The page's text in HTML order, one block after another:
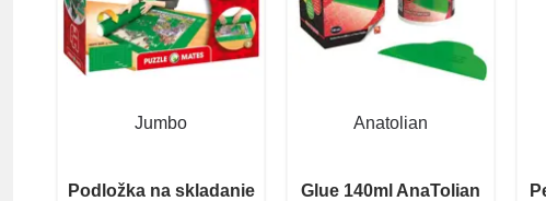
Jumbo
Podložka na skladanie
Anatolian
Glue 140ml AnaTolian